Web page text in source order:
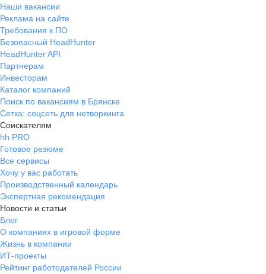
Наши вакансии
Реклама на сайте
Требования к ПО
Безопасный HeadHunter
HeadHunter API
Партнерам
Инвесторам
Каталог компаний
Поиск по вакансиям в Брянске
Сетка: соцсеть для нетворкинга
Соискателям
hh PRO
Готовое резюме
Все сервисы
Хочу у вас работать
Производственный календарь
Экспертная рекомендация
Новости и статьи
Блог
О компаниях в игровой форме
Жизнь в компании
ИТ-проекты
Рейтинг работодателей России